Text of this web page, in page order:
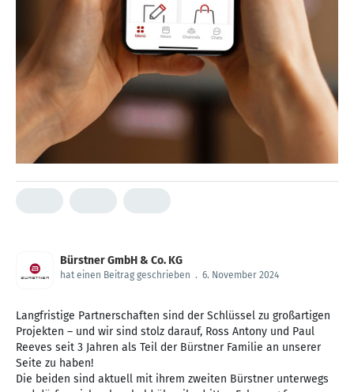
Bürstner GmbH & Co. KG
hat einen Beitrag geschrieben . 6. November 2024
Langfristige Partnerschaften sind der Schlüssel zu großartigen
Projekten – und wir sind stolz darauf, Ross Antony und Paul
Reeves seit 3 Jahren als Teil der Bürstner Familie an unserer
Seite zu haben!
Die beiden sind aktuell mit ihrem zweiten Bürstner unterwegs